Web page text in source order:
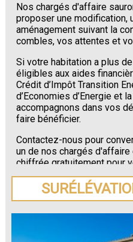
Nos chargés d'affaire
proposer une modification,
aménagement suivant la
combles, vos attentes et
Si votre habitation a plus
éligibles aux aides
Crédit d’Impôt Transition
d’Economies d’Energie et
accompagnons dans vos
faire bénéficier.
Contactez-nous pour
un de nos chargés
chiffrée gratuitement pour
d'aménagement de